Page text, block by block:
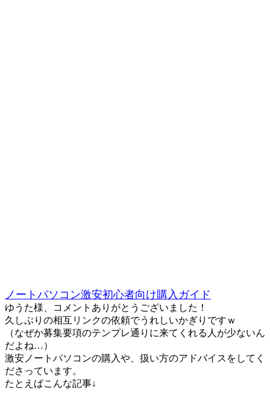
ノートパソコン激安初心者向け購入ガイド
ゆうた様、コメントありがとうございました！
久しぶりの相互リンクの依頼でうれしいかぎりですｗ
（なぜか募集要項のテンプレ通りに来てくれる人が少ないん
だよね…）
激安ノートパソコンの購入や、扱い方のアドバイスをしてく
ださっています。
たとえばこんな記事↓